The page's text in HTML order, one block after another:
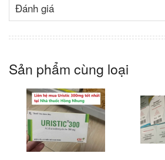
Đánh giá
Sản phẩm cùng loại